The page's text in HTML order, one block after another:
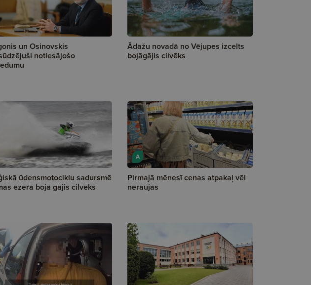
un Osinovskis
notiesājošo
Ādažu novadā no Vējupes izcelts
bojāgājis cilvēks
ūdensmotociklu sadursmē
ezerā bojā gājis cilvēks
A
Pirmajā mēnesī cenas atpakaļ vēl
neraujas